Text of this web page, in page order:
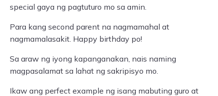
special gaya ng pagtuturo mo sa amin.
Para kang second parent na nagmamahal at
nagmamalasakit. Happy birthday po!
Sa araw ng iyong kapanganakan, nais naming
magpasalamat sa lahat ng sakripisyo mo.
Ikaw ang perfect example ng isang mabuting guro at